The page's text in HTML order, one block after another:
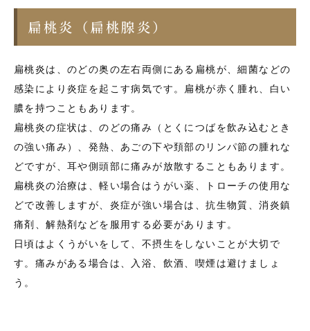
扁桃炎（扁桃腺炎）
扁桃炎は、のどの奥の左右両側にある扁桃が、細菌などの
感染により炎症を起こす病気です。扁桃が赤く腫れ、白い
膿を持つこともあります。
扁桃炎の症状は、のどの痛み（とくにつばを飲み込むとき
の強い痛み）、発熱、あごの下や頚部のリンパ節の腫れな
どですが、耳や側頭部に痛みが放散することもあります。
扁桃炎の治療は、軽い場合はうがい薬、トローチの使用な
どで改善しますが、炎症が強い場合は、抗生物質、消炎鎮
痛剤、解熱剤などを服用する必要があります。
日頃はよくうがいをして、不摂生をしないことが大切で
す。痛みがある場合は、入浴、飲酒、喫煙は避けましょ
う。